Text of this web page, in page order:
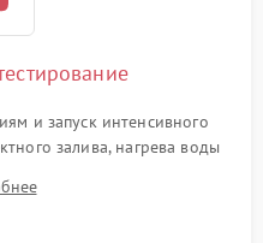
и запуск интенсивного
залива, нагрева воды
посторонних шумов,
сухости в поддоне.